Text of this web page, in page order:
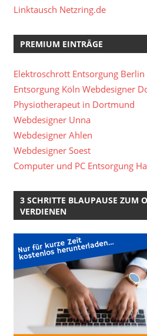
Linktausch Netzring.de
PREMIUM EINTRÄGE
Elektroschrott Entsorgung Berlin
Entsorgung Köln Webdesigner
Physiotherapeut in Dortmund
Webdesigner Unna
Webdesigner Ahlen
Webdesigner Soest
Computer und PC Entsorgung
3 SCHRITTE BLAUPAUSE ZUM
VERDIENEN